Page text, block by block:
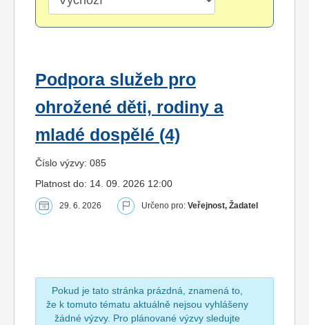
Podpora služeb pro
ohrožené děti, rodiny a
mladé dospělé (4)
Číslo výzvy: 085
Platnost do: 14. 09. 2026 12:00
29. 6. 2026 Určeno pro: Veřejnost, Žadatel
Pokud je tato stránka prázdná, znamená to,
že k tomuto tématu aktuálně nejsou vyhlášeny
žádné výzvy. Pro plánované výzvy sledujte